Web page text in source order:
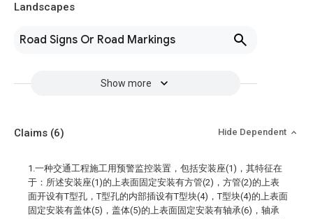
Landscapes
Road Signs Or Road Markings
Show more
Claims (6) Hide Dependent
1.一种交通工程施工用预警监控装置，包括安装座(1)，其特征在
于：所述安装座(1)的上表面固定安装有方管(2)，方管(2)的上表
面开设有T型孔，T型孔的内部插设有T型块(4)，T型块(4)的上表面
固定安装有盖体(5)，盖体(5)的上表面固定安装有轴承(6)，轴承